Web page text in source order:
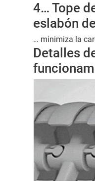
4… Tope
eslabón
… minimiza la
Detalles